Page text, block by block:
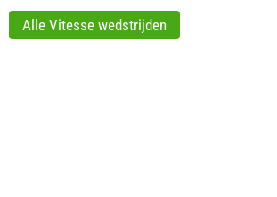
Alle Vitesse wedstrijden